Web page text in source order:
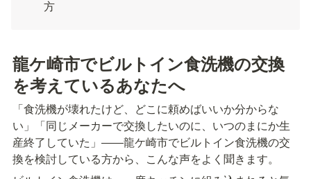
方
龍ケ崎市でビルトイン食洗機の交換
を考えているあなたへ
「食洗機が壊れたけど、どこに頼めばいいか分からな
い」「同じメーカーで交換したいのに、いつのまにか生
産終了していた」――龍ケ崎市でビルトイン食洗機の交
換を検討している方から、こんな声をよく聞きます。